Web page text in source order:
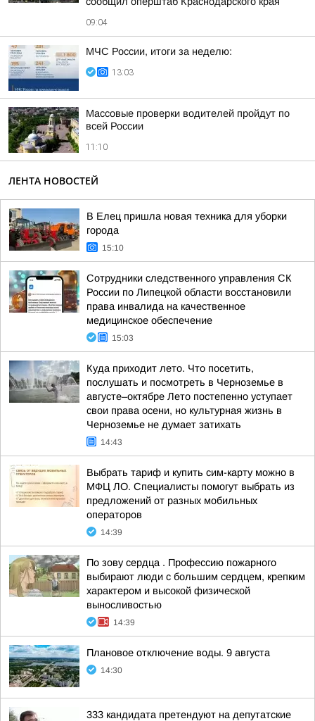
09:04
МЧС России, итоги за неделю:
13:03
Массовые проверки водителей пройдут по
всей России
11:10
ЛЕНТА НОВОСТЕЙ
В Елец пришла новая техника для уборки
города
15:10
Сотрудники следственного управления СК
России по Липецкой области восстановили
права инвалида на качественное
медицинское обеспечение
15:03
Куда приходит лето. Что посетить,
послушать и посмотреть в Черноземье в
августе–октябре Лето постепенно уступает
свои права осени, но культурная жизнь в
Черноземье не думает затихать
14:43
Выбрать тариф и купить сим-карту можно в
МФЦ ЛО. Специалисты помогут выбрать из
предложений от разных мобильных
операторов
14:39
По зову сердца . Профессию пожарного
выбирают люди с большим сердцем, крепким
характером и высокой физической
выносливостью
14:39
Плановое отключение воды. 9 августа
14:30
333 кандидата претендуют на депутатские